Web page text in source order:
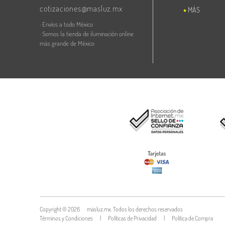
cotizaciones@masluz.mx
· Envíos a todo México
· Somos la tienda de iluminación online
más grande de México
MÁS
Copyright © 2026
másluz.mx. Todos los derechos reservados
Términos y Condiciones
| Políticas de Privacidad | Política de Compra